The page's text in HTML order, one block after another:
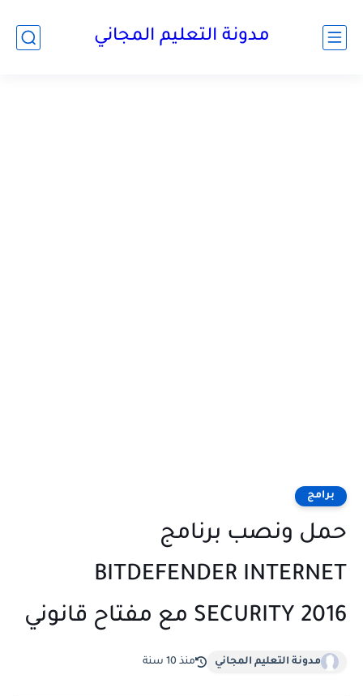
مدونة التعليم المجاني
برامج
حمل ونصب برنامج
BITDEFENDER INTERNET
SECURITY 2016 مع مفتاح قانوني
مدونة التعليم المجاني منذ 10 سنة